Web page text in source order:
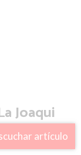
Joaqui
artículo